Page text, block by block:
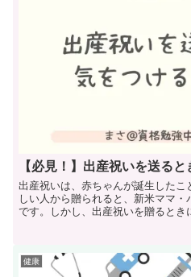
【必見！】出産祝いを送る
出産祝いは、赤ちゃんが誕生した
しい人から贈られると、新米ママ
です。しかし、出産祝いを贈ると
健康